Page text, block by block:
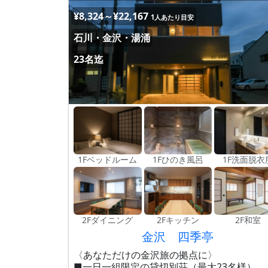
¥8,324～¥22,167 1人あたり目安
石川・金沢・湯涌
23名迄
1Fベッドルーム 1Fひのき風呂 1F洗面脱衣
2Fダイニング 2Fキッチン 2F和室
金沢 四季亭
〈あなただけの金沢旅の拠点に〉